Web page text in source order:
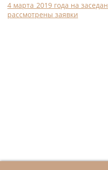
ДОКУМЕНТЫ
4 марта 2019 года на
рассмотрены заявки